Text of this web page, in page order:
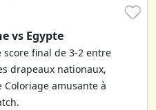
♥
vs Egypte
final de 3-2 entre
drapeaux nationaux,
amusante à